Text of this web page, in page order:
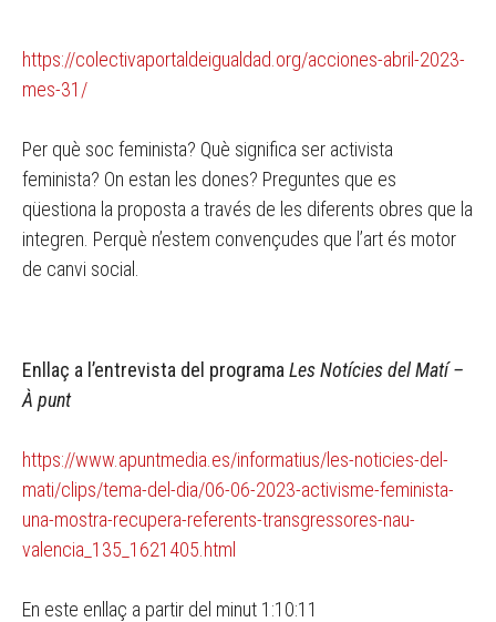
https://colectivaportaldeigualdad.org/acciones-abril-2023-
mes-31/
Per què soc feminista? Què significa ser activista
feminista? On estan les dones? Preguntes que es
qüestiona la proposta a través de les diferents obres que la
integren. Perquè n’estem convençudes que l’art és motor
de canvi social.
Enllaç a l’entrevista del programa Les Notícies del Matí –
À punt
https://www.apuntmedia.es/informatius/les-noticies-del-
mati/clips/tema-del-dia/06-06-2023-activisme-feminista-
una-mostra-recupera-referents-transgressores-nau-
valencia_135_1621405.html
En este enllaç a partir del minut 1:10:11